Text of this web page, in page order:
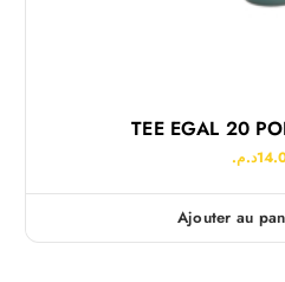
TEE EGAL 20
د.م.
Ajouter au